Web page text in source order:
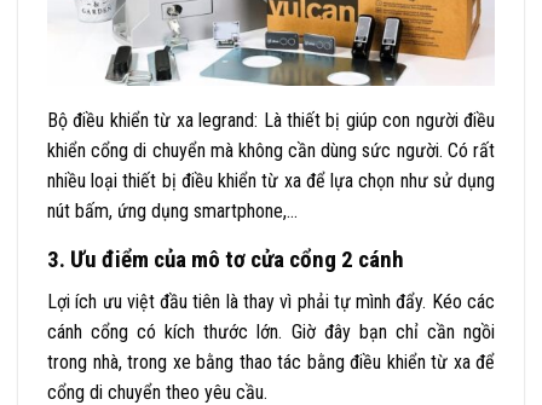
Bộ điều khiển từ xa legrand: Là thiết bị giúp con người điều
khiển cổng di chuyển mà không cần dùng sức người. Có rất
nhiều loại thiết bị điều khiển từ xa để lựa chọn như sử dụng
nút bấm, ứng dụng smartphone,…
3. Ưu điểm của mô tơ cửa cổng 2 cánh
Lợi ích ưu việt đầu tiên là thay vì phải tự mình đẩy. Kéo các
cánh cổng có kích thước lớn. Giờ đây bạn chỉ cần ngồi
trong nhà, trong xe bằng thao tác bằng điều khiển từ xa để
cổng di chuyển theo yêu cầu.